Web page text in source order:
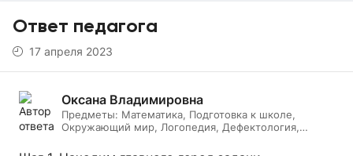
Ответ педагога
17 апреля 2023
Оксана Владимировна
Предметы: Математика, Подготовка к школе,
Окружающий мир, Логопедия, Дефектология,
язык